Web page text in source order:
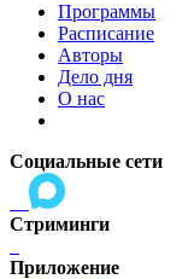
Программы
Расписание
Авторы
Дело дня
О нас
Социальные сети
Стриминги
Приложение